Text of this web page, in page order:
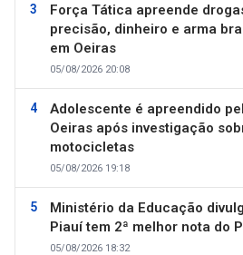
Força Tática apreende
precisão, dinheiro e arma
em Oeiras
05/08/2026 20:08
Adolescente é apreendido
Oeiras após investigação
motocicletas
05/08/2026 19:18
Ministério da Educação
Piauí tem 2ª melhor nota do
05/08/2026 18:32